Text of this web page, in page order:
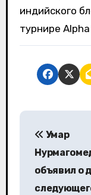
индийского
турнире
Н
Умар
объявил о